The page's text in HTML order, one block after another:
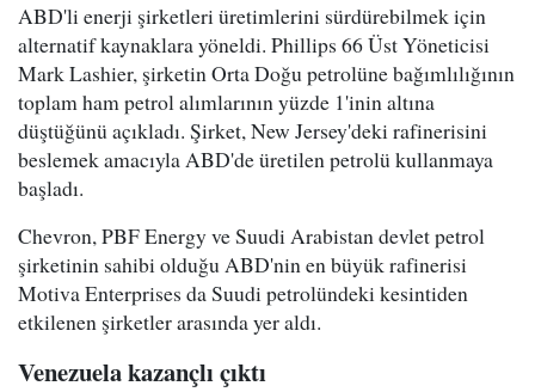
ABD'li enerji şirketleri üretimlerini sürdürebilmek için
alternatif kaynaklara yöneldi. Phillips 66 Üst Yöneticisi
Mark Lashier, şirketin Orta Doğu petrolüne bağımlılığının
toplam ham petrol alımlarının yüzde 1'inin altına
düştüğünü açıkladı. Şirket, New Jersey'deki rafinerisini
beslemek amacıyla ABD'de üretilen petrolü kullanmaya
başladı.
Chevron, PBF Energy ve Suudi Arabistan devlet petrol
şirketinin sahibi olduğu ABD'nin en büyük rafinerisi
Motiva Enterprises da Suudi petrolündeki kesintiden
etkilenen şirketler arasında yer aldı.
Venezuela kazançlı çıktı